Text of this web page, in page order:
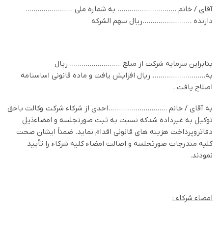
آقای / خانم ………………………… به شماره ملي ……………………
دارنده …………………….ريال سهم الشرکه
بنابراين سرمايه شرکت از مبلغ …………………….. ريال
به……………………… ريال افزايش يافت و ماده قانوني اساسنامه
اصلاح يافت .
به آقای / خانم …………………………احدی از شرکاء شرکت وکالت باحق
توکيل به غيرداده شدکه نسبت به ثبت صورتجلسه و امضاءذيل
دفاتروپرداخت هزينه هاي قانوني اقدام نمايد. ضمناً ایشان صحت
کلیه مندرجات صورتجلسه و اصالت امضاء کلیه شرکاء را تأیید
نمودند.
امضاء شرکاء :